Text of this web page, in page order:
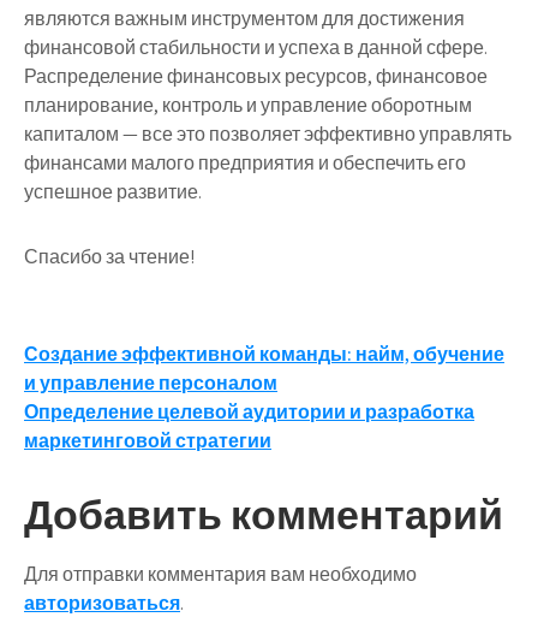
являются важным инструментом для достижения
финансовой стабильности и успеха в данной сфере.
Распределение финансовых ресурсов, финансовое
планирование, контроль и управление оборотным
капиталом — все это позволяет эффективно управлять
финансами малого предприятия и обеспечить его
успешное развитие.
Спасибо за чтение!
Навигация
по
записям
Создание эффективной команды: найм, обучение
и управление персоналом
Определение целевой аудитории и разработка
маркетинговой стратегии
Добавить комментарий
Для отправки комментария вам необходимо
авторизоваться.